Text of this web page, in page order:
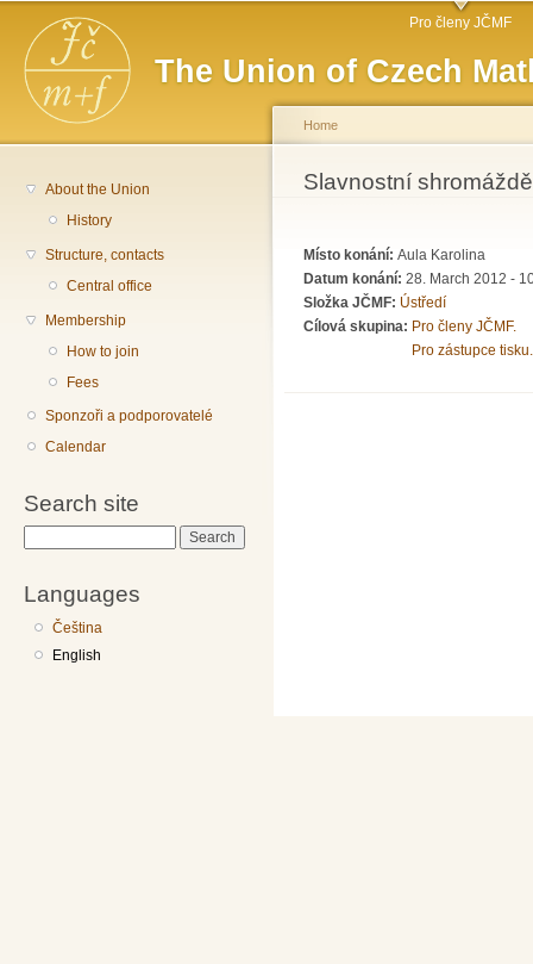
The Union of Czech
Main menu Pro členy JČMF
About the Union
History
Structure, contacts
Central office
Membership
How to join
Fees
Sponzoři a podporovatelé
Calendar
Search site
Languages
Čeština
English
You are here
Home
Slavnostní
Místo konání: Aula Karolina
Datum konání: 28. March 2012 -
Složka JČMF: Ústředí
Cílová skupina: Pro členy JČMF.
Pro zástupce tisku.